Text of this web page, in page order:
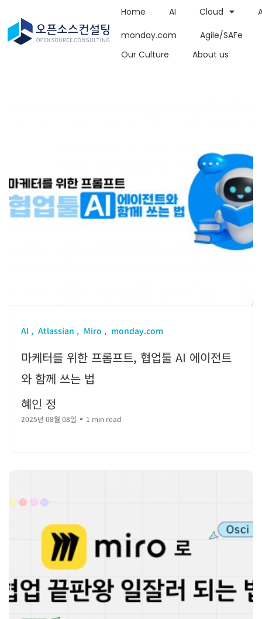
Home AI Cloud
monday.com
Agile/SAFe
Our Culture
About us
AI Atlassian Miro monday.com
마케터를 위한 프롬프트, 협업툴 AI 에이전트
와 함께 쓰는 법
혜인 정
2025년 08월 08일 1 min read